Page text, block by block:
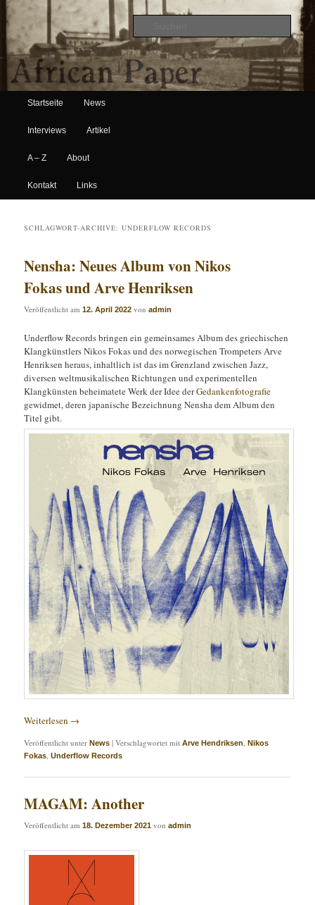
African Paper
Hauptmenü
Zum Inhalt wechseln
Zum sekundären Inhalt wechseln
Startseite News
Interviews Artikel
A – Z About
Kontakt Links
SCHLAGWORT-ARCHIVE:UNDERFLOW RECORDS
Nensha: Neues Album von Nikos
Fokas und Arve Henriksen
Veröffentlicht am12. April 2022 vonadmin
Underflow Records bringen ein gemeinsames Album des griechischen
Klangkünstlers Nikos Fokas und des norwegischen Trompeters Arve
Henriksen heraus, inhaltlich ist das im Grenzland zwischen Jazz,
diversen weltmusikalischen Richtungen und experimentellen
Klangkünsten beheimatete Werk der Idee derGedankenfotografie
gewidmet, deren japanische Bezeichnung Nensha dem Album den
Titel gibt.
Weiterlesen →
Veröffentlicht unter News |Verschlagwortet mit Arve Hendriksen,Nikos
Fokas,Underflow Records
MAGAM: Another
Veröffentlicht am18. Dezember 2021 vonadmin